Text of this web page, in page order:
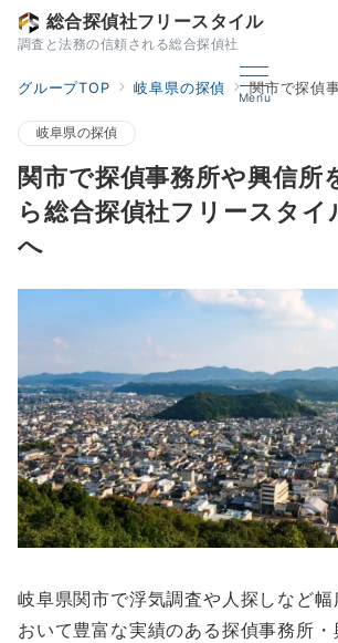
総合探偵社フリースタイル
調査と法務の信頼される総合探偵社
Menu
グループTOP 岐阜県の探偵 関市で探偵事務所や興信所を
岐阜県の探偵
関市で探偵事務所や興信所
ら総合探偵社フリースタイ
へ
岐阜県関市で浮気調査や人探しなど幅
おいて豊富な実績のある探偵事務所・